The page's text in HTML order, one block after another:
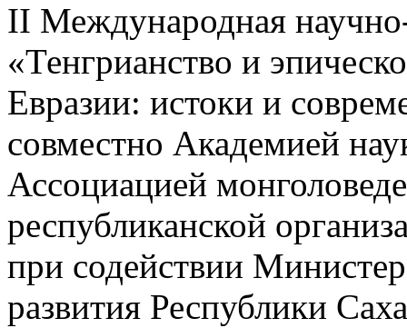
II Международная
«Тенгрианство и
Евразии: истоки и
совместно Академией
Ассоциацией
республиканской
при содействии
развития Республики